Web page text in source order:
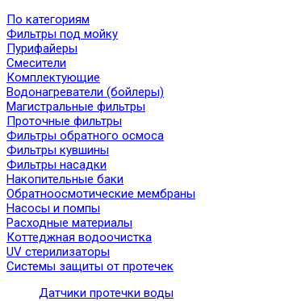
По категориям
Фильтры под мойку
Пурифайеры
Смесители
Комплектующие
Водонагреватели (бойлеры)
Магистральные фильтры
Проточные фильтры
Фильтры обратного осмоса
Фильтры кувшины
Фильтры насадки
Накопительные баки
Обратноосмотические мембраны
Насосы и помпы
Расходные материалы
Коттеджная водоочистка
UV стерилизаторы
Системы защиты от протечек
Датчики протечки воды